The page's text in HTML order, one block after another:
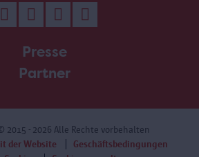
Presse
Partner
2015 - 2026 Alle Rechte vorbehalten
der Website
Geschäftsbedingungen